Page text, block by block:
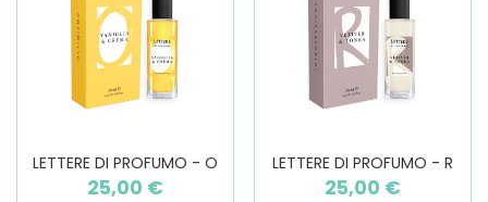
LETTERE DI PROFUMO - O
25,00 €
LETTERE DI PROFUMO - R
25,00 €